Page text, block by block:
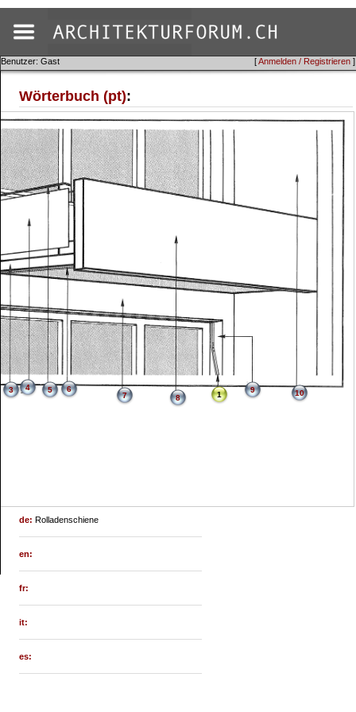
[Anmelden / Registrieren ]
Benutzer: Gast
Wörterbuch (pt):
1
3 4 5 6
7 8
9 10
de:Rolladenschiene
en:
fr:
it:
es: